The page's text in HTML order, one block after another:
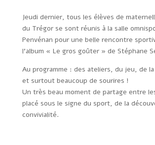
Jeudi dernier, tous les élèves de
du Trégor se sont réunis à la salle
Penvénan pour une belle rencontre
l’album « Le gros goûter » de Stéphane
Au programme : des ateliers, du jeu, de
et surtout beaucoup de sourires !
Un très beau moment de partage entre
placé sous le signe du sport, de la
convivialité.